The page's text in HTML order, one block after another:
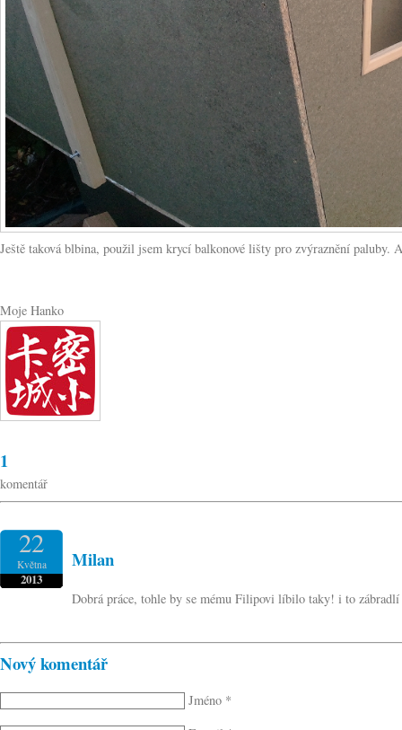
Ještě taková blbina, použil jsem krycí balkonové lišty pro zvýraznění
Moje Hanko
1
komentář
22
Května
2013
Milan
Dobrá práce, tohle by se mému Filipovi líbilo taky! i to
Nový komentář
Jméno *